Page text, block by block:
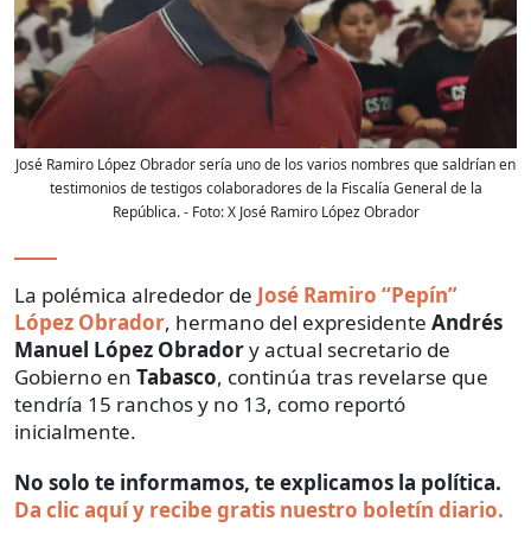
José Ramiro López Obrador sería uno de los varios nombres que saldrían en
testimonios de testigos colaboradores de la Fiscalía General de la
República.- Foto:X José Ramiro López Obrador
La polémica alrededor de José Ramiro “Pepín”
López Obrador, hermano del expresidente Andrés
Manuel López Obradory actual secretario de
Gobierno en Tabasco, continúa tras revelarse que
tendría 15 ranchos y no 13, como reportó
inicialmente.
No solo te informamos, te explicamos la política.
Da clic aquí y recibe gratis nuestro boletín diario.